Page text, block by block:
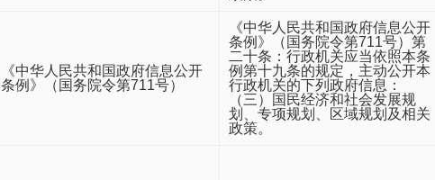
《中华人民共和国政府信息公开
条例》（国务院令第711号）
《中华人民共和国政府信息公开
条例》（国务院令第711号）第
二十条：行政机关应当依照本条
例第十九条的规定，主动公开本
行政机关的下列政府信息：
（三）国民经济和社会发展规
划、专项规划、区域规划及相关
政策。